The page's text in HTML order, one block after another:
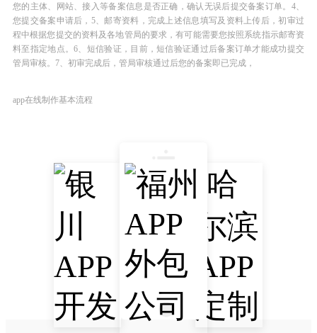
您的主体、网站、接入等备案信息是否正确，确认无误后提交备案订单。4、
您提交备案申请后，5、邮寄资料，完成上述信息填写及资料上传后，初审过
程中根据您提交的资料及各地管局的要求，有可能需要您按照系统指示邮寄资
料至指定地点。6、短信验证，目前，短信验证通过后备案订单才能成功提交
管局审核。7、初审完成后，管局审核通过后您的备案即已完成，
app在线制作基本流程